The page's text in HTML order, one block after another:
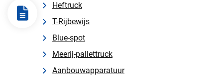
Heftruck
T-Rijbewijs
Blue-spot
Meerij-pallettruck
Aanbouwapparatuur